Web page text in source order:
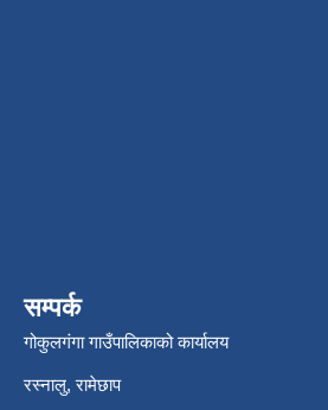
सम्पर्क
गोकुलगंगा गाउँपालिकाको कार्यालय
रस्नालु, रामेछाप